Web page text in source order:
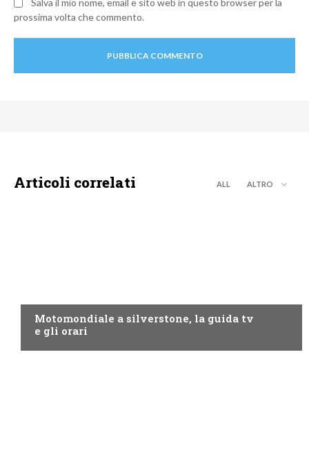
Salva il mio nome, email e sito web in questo browser per la
prossima volta che commento.
Articoli correlati ALL ALTRO
Motomondiale a silverstone, la guida tv
e gli orari